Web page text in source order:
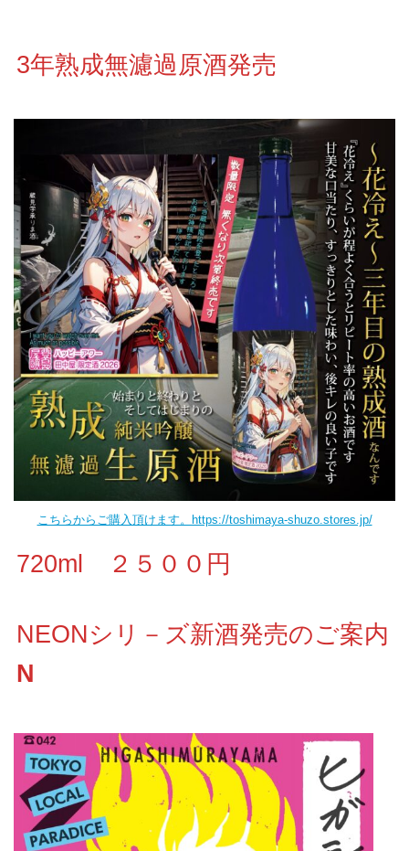
3年熟成無濾過原酒発売
こちらからご購入頂けます。https://toshimaya-shuzo.stores.jp/
720ml ２５００円
NEONシリ－ズ新酒発売のご案内
N